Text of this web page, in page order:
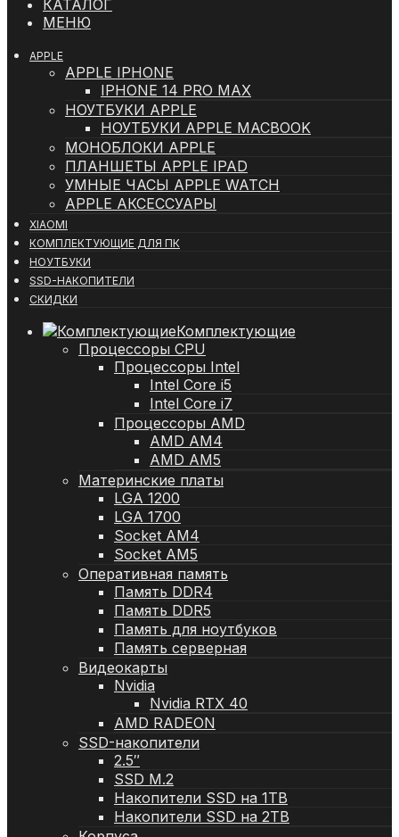
КАТАЛОГ
МЕНЮ
APPLE
APPLE IPHONE
IPHONE 14 PRO MAX
НОУТБУКИ APPLE
НОУТБУКИ APPLE MACBOOK
МОНОБЛОКИ APPLE
ПЛАНШЕТЫ APPLE IPAD
УМНЫЕ ЧАСЫ APPLE WATCH
APPLE АКСЕССУАРЫ
XIAOMI
КОМПЛЕКТУЮЩИЕ ДЛЯ ПК
НОУТБУКИ
SSD-НАКОПИТЕЛИ
СКИДКИ
Комплектующие
Процессоры CPU
Процессоры Intel
Intel Core i5
Intel Core i7
Процессоры AMD
AMD AM4
AMD AM5
Материнские платы
LGA 1200
LGA 1700
Socket AM4
Socket AM5
Оперативная память
Память DDR4
Память DDR5
Память для ноутбуков
Память серверная
Видеокарты
Nvidia
Nvidia RTX 40
AMD RADEON
SSD-накопители
2.5″
SSD M.2
Накопители SSD на 1TB
Накопители SSD на 2TB